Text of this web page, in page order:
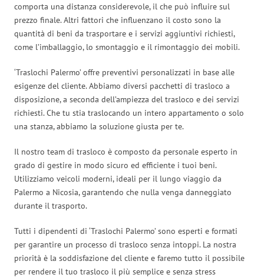
comporta una distanza considerevole, il che può influire sul
prezzo finale. Altri fattori che influenzano il costo sono la
quantità di beni da trasportare e i servizi aggiuntivi richiesti,
come l’imballaggio, lo smontaggio e il rimontaggio dei mobili.
‘Traslochi Palermo’ offre preventivi personalizzati in base alle
esigenze del cliente. Abbiamo diversi pacchetti di trasloco a
disposizione, a seconda dell’ampiezza del trasloco e dei servizi
richiesti. Che tu stia traslocando un intero appartamento o solo
una stanza, abbiamo la soluzione giusta per te.
Il nostro team di trasloco è composto da personale esperto in
grado di gestire in modo sicuro ed efficiente i tuoi beni.
Utilizziamo veicoli moderni, ideali per il lungo viaggio da
Palermo a Nicosia, garantendo che nulla venga danneggiato
durante il trasporto.
Tutti i dipendenti di ‘Traslochi Palermo’ sono esperti e formati
per garantire un processo di trasloco senza intoppi. La nostra
priorità è la soddisfazione del cliente e faremo tutto il possibile
per rendere il tuo trasloco il più semplice e senza stress